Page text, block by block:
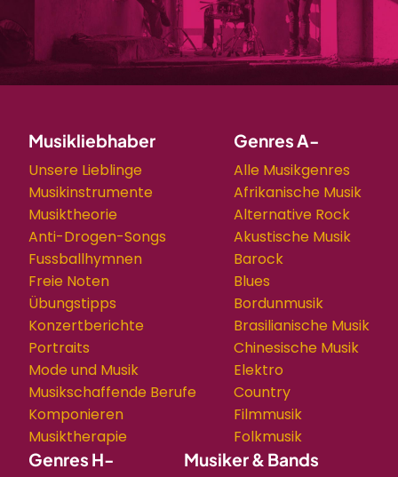
Musikliebhaber
Unsere Lieblinge
Musikinstrumente
Musiktheorie
Anti-Drogen-Songs
Fussballhymnen
Freie Noten
Übungstipps
Konzertberichte
Portraits
Mode und Musik
Musikschaffende Berufe
Komponieren
Musiktherapie
Genres A-
Alle Musikgenres
Afrikanische Musik
Alternative Rock
Akustische Musik
Barock
Blues
Bordunmusik
Brasilianische Musik
Chinesische Musik
Elektro
Country
Filmmusik
Folkmusik
Genres H- Musiker & Bands